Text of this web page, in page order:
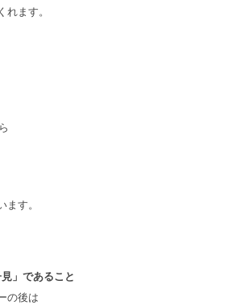
れます。
す。
」であること
の後は